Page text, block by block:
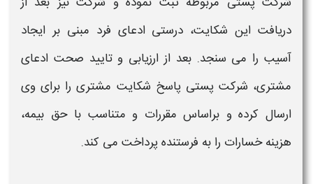
دریافت این شکایت، درستی ادعای فرد مبنی بر ایجاد
آسیب را می سنجد. بعد از ارزیابی و تایید صحت ادعای
مشتری، شرکتپستیپاسخ شکایت مشتری را برای وی
ارسال کرده و براساس مقررات و متناسب با حق بیمه،
هزینه خسارات را به فرستنده پرداخت می کند.